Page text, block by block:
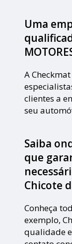
Uma
A
clientes a
seu
Saiba
que
Chicote
Conheça
exemplo,
qualidade